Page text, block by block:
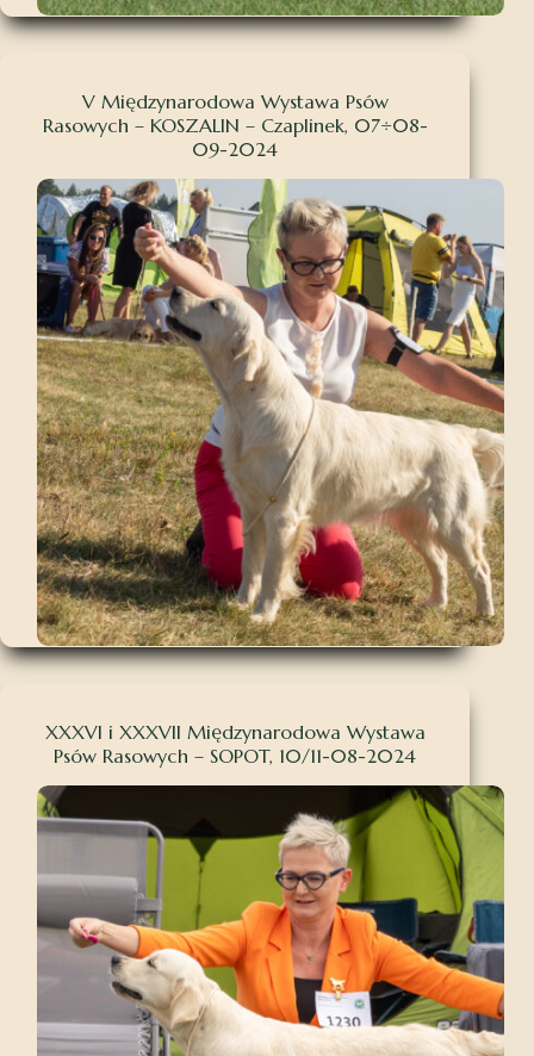
V Międzynarodowa Wystawa Psów
Rasowych – KOSZALIN – Czaplinek, 07÷08-
09-2024
XXXVI i XXXVII Międzynarodowa Wystawa
Psów Rasowych – SOPOT, 10/11-08-2024